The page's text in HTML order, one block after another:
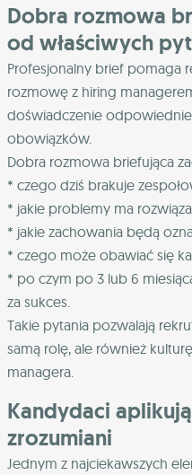
Dobra rozmowa
od właściwych
Profesjonalny brief pomaga
rozmowę z hiring
doświadczenie
obowiązków.
Dobra rozmowa briefująca
* czego dziś brakuje
* jakie problemy ma
* jakie zachowania będą
* czego może obawiać się
* po czym po 3 lub 6
za sukces.
Takie pytania pozwalają
samą rolę, ale również
managera.
Kandydaci
zrozumiani
Jednym z najciekawszych